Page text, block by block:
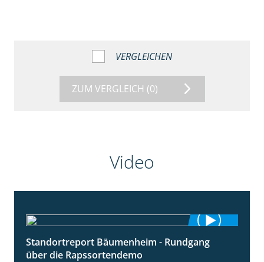
VERGLEICHEN
ZUM VERGLEICH (0)
Video
6:03
Standortreport Bäumenheim - Rundgang
über die Rapssortendemo